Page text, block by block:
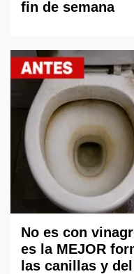
fin de semana
No es con
es la MEJOR
las canillas y